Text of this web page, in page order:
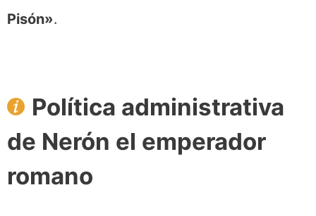
Pisón».
Política administrativa
de Nerón el emperador
romano